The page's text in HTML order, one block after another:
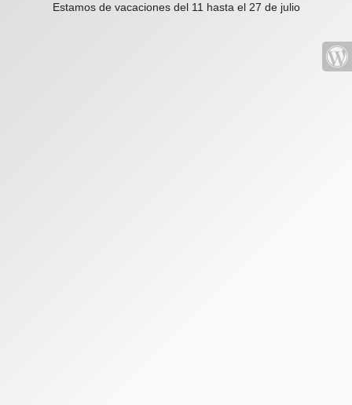
Estamos de vacaciones del 11 hasta el 27 de julio